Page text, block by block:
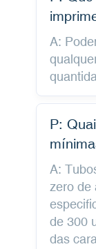
A:
P:
A:
zero de
de 300
das